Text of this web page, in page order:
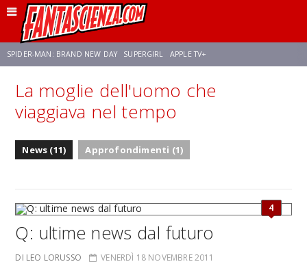
SPIDER-MAN: BRAND NEW DAY SUPERGIRL APPLE TV+
FRANCO RICCIARDIELLO ZENDAYA STAR TREK AVENGERS: DOOMSDAY
NETFLIX SADIE SINK STAR TREK: STRANGE NEW WORLDS
La moglie dell'uomo che
viaggiava nel tempo
News (11) Approfondimenti (1)
4
Q: ultime news dal futuro
DI LEO LORUSSO VENERDÌ 18 NOVEMBRE 2011